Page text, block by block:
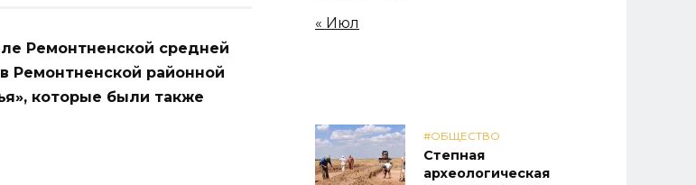
Ремонтненской средней
Ремонтненской районной
которые были также
« Июл
#ОБЩЕСТВО
Степная
археологическая